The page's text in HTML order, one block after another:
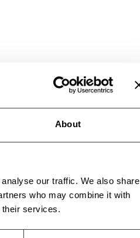
About
our traffic. We also share
who may combine it with
their services.